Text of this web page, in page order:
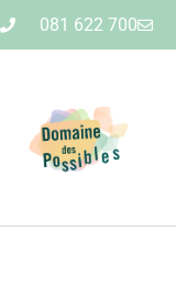
081 622 700